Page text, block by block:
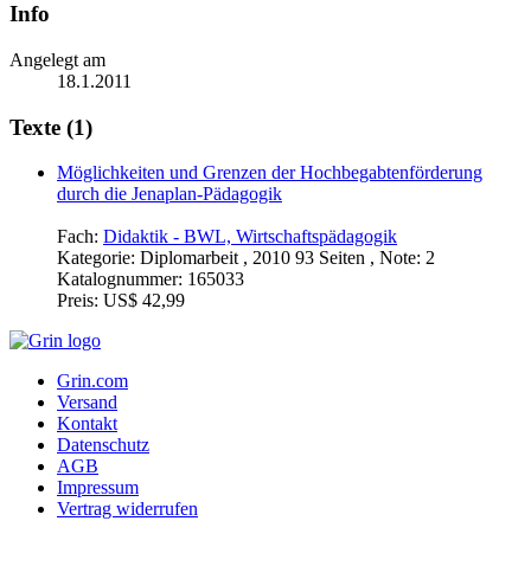
Info
Angelegt am
18.1.2011
Texte (1)
Möglichkeiten und Grenzen der Hochbegabtenförderung
durch die Jenaplan-Pädagogik
Fach: Didaktik - BWL, Wirtschaftspädagogik
Kategorie: Diplomarbeit , 2010 93 Seiten , Note: 2
Katalognummer: 165033
Preis: US$ 42,99
Grin.com
Versand
Kontakt
Datenschutz
AGB
Impressum
Vertrag widerrufen